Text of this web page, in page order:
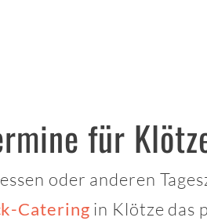
für
oder anderen
Catering in Klötze das